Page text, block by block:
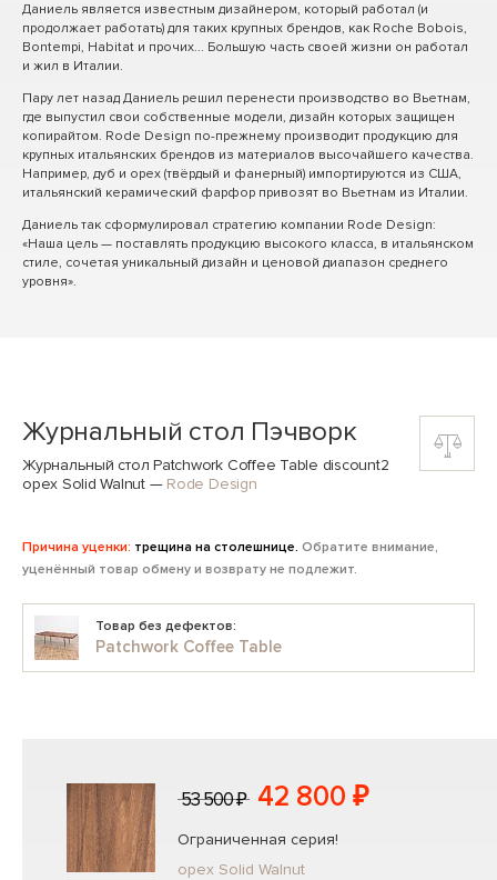
Даниель является известным дизайнером, который работал (и
продолжает работать) для таких крупных брендов, как Roche Bobois,
Bontempi, Habitat и прочих... Большую часть своей жизни он работал
и жил в Италии.
Пару лет назад Даниель решил перенести производство во Вьетнам,
где выпустил свои собственные модели, дизайн которых защищен
копирайтом. Rode Design по-прежнему производит продукцию для
крупных итальянских брендов из материалов высочайшего качества.
Например, дуб и орех (твёрдый и фанерный) импортируются из США,
итальянский керамический фарфор привозят во Вьетнам из Италии.
Даниель так сформулировал стратегию компании Rode Design:
«Наша цель — поставлять продукцию высокого класса, в итальянском
стиле, сочетая уникальный дизайн и ценовой диапазон среднего
уровня».
Журнальный стол Пэчворк
Журнальный стол Patchwork Coffee Table discount2
орех Solid Walnut— Rode Design
Причина уценки: трещина на столешнице. Обратите внимание,
уценённый товар обмену и возврату не подлежит.
Товар без дефектов:
Patchwork Coffee Table
53 500 ₽ 42 800 ₽
Ограниченная серия!
орех Solid Walnut